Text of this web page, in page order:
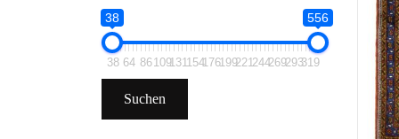
38 556
38 64 86109131154176199221244269293319
Suchen